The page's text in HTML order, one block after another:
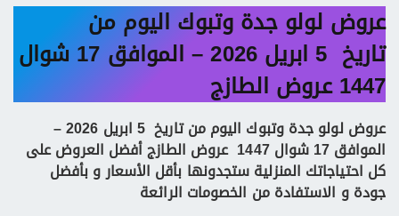
عروض لولو جدة وتبوك اليوم من
تاريخ 5 ابريل 2026 – الموافق 17 شوال
1447 عروض الطازج
عروض لولو جدة وتبوك اليوم من تاريخ 5 ابريل 2026 –
الموافق 17 شوال 1447 عروض الطازج أفضل العروض على
كل احتياجاتك المنزلية ستجدونها بأقل الأسعار و بأفضل
جودة و الاستفادة من الخصومات الرائعة